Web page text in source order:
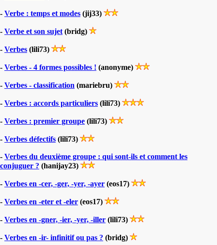
- Verbe : temps et modes (jij33)
- Verbe et son sujet (bridg)
- Verbes (lili73)
- Verbes - 4 formes possibles ! (anonyme)
- Verbes - classification (mariebru)
- Verbes : accords particuliers (lili73)
- Verbes : premier groupe (lili73)
- Verbes défectifs (lili73)
- Verbes du deuxième groupe : qui sont-ils et comment les
conjuguer ? (hanijay23)
- Verbes en -cer, -ger, -yer, -ayer (eos17)
- Verbes en -eter et -eler (eos17)
- Verbes en -gner, -ier, -yer, -iller (lili73)
- Verbes en -ir- infinitif ou pas ? (bridg)